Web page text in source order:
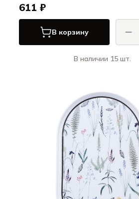
611 ₽
В корзину
В наличии 15 шт.